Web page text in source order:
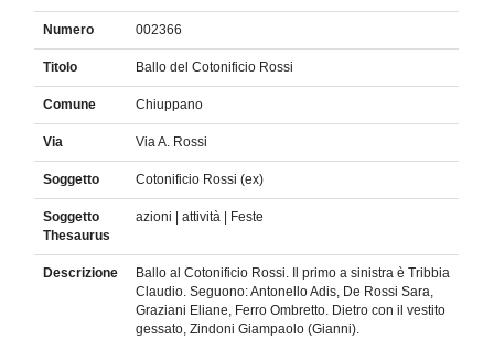
Numero 002366
Titolo Ballo del Cotonificio Rossi
Comune Chiuppano
Via Via A. Rossi
Soggetto Cotonificio Rossi (ex)
Soggetto
Thesaurus
azioni | attività | Feste
Descrizione
Ballo al Cotonificio Rossi. Il primo a sinistra è Tribbia
Claudio. Seguono: Antonello Adis, De Rossi Sara,
Graziani Eliane, Ferro Ombretto. Dietro con il vestito
gessato, Zindoni Giampaolo (Gianni).